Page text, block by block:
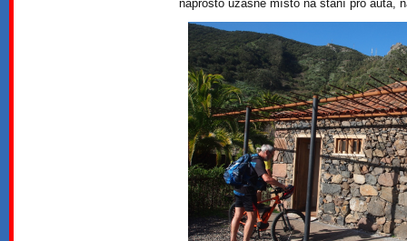
naprosto úžasné místo na stání pro auta,